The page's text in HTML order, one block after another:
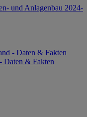
und Anlagenbau 2024-
- Daten & Fakten
Daten & Fakten